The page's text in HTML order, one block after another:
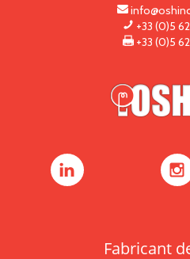
+33 (0)5
+33 (0)5
Oshino
Fabricant